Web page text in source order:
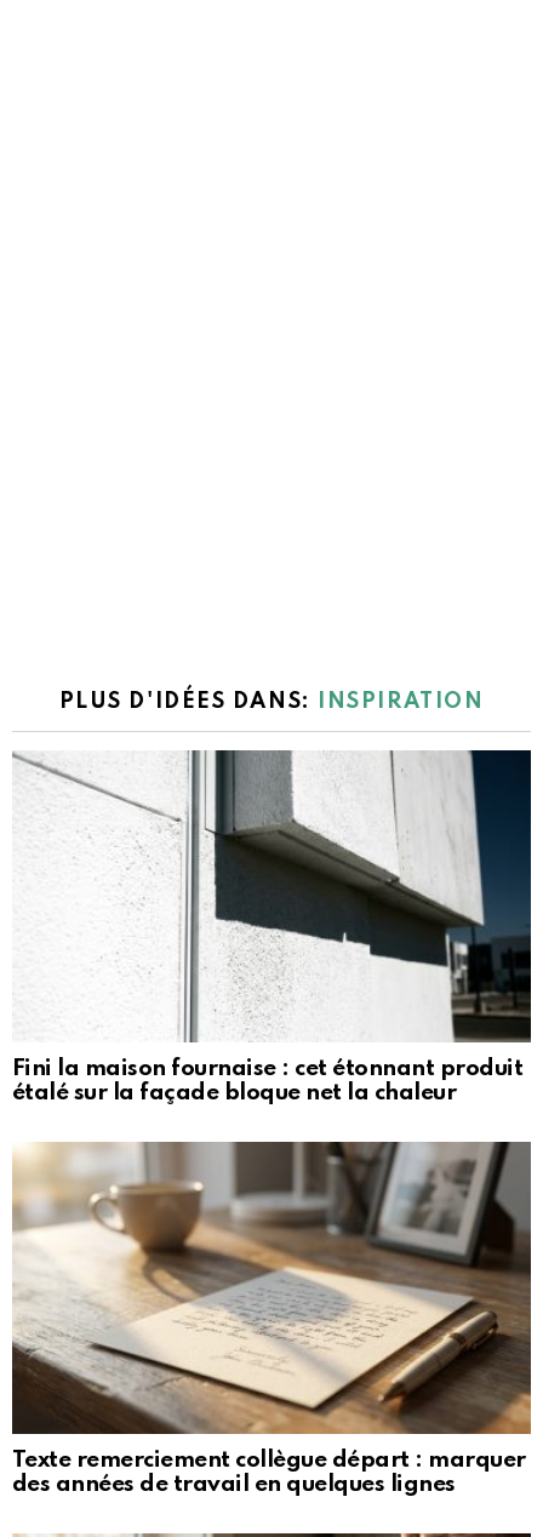
PLUS D'IDÉES DANS: INSPIRATION
Fini la maison fournaise : cet étonnant produit
étalé sur la façade bloque net la chaleur
Texte remerciement collègue départ : marquer
des années de travail en quelques lignes